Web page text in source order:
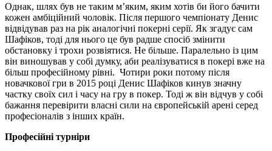
Однак, шлях був не таким м’яким, яким хотів би його бачити
кожен амбіційний чоловік. Після першого чемпіонату Денис
відвідував раз на рік аналогічні покерні серії. Як згадує сам
Шафіков, тоді для нього це був радше спосіб змінити
обстановку і трохи розвіятися. Не більше. Паралельно із цим
він виношував у собі думку, аби реалізуватися в покері вже на
більш професійному рівні. Чотири роки потому після
новачкової гри в 2015 році Денис Шафіков кинув значну
частку своїх сил і часу на гру в покер. Тоді ж він відчув у собі
бажання перевірити власні сили на європейській арені серед
професіоналів з інших країн.
Професійні турніри